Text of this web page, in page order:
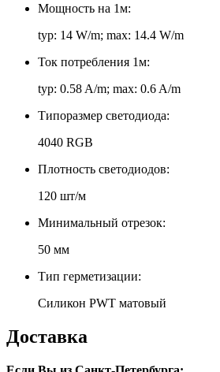
Мощность на 1м:
typ: 14 W/m; max: 14.4 W/m
Ток потребления 1м:
typ: 0.58 A/m; max: 0.6 A/m
Типоразмер светодиода:
4040 RGB
Плотность светодиодов:
120 шт/м
Минимальный отрезок:
50 мм
Тип герметизации:
Силикон PWT матовый
Доставка